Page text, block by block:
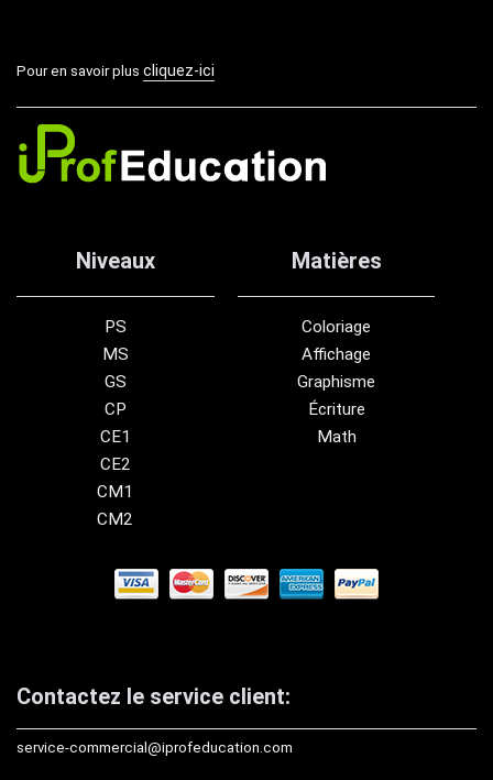
Pour en savoir plus cliquez-ici
Niveaux
PS
MS
GS
CP
CE1
CE2
CM1
CM2
Matières
Coloriage
Affichage
Graphisme
Écriture
Math
Contactez le service client:
service-commercial@iprofeducation.com